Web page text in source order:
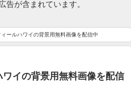
告が含まれています。
ィールハワイの背景用無料画像を配信中
ワイの背景用無料画像を配信